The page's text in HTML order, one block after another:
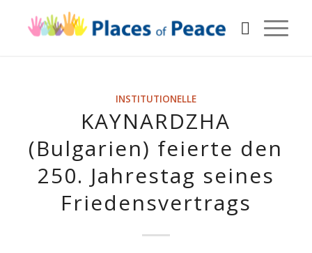
INSTITUTIONELLE
KAYNARDZHA
(Bulgarien) feierte den
250. Jahrestag seines
Friedensvertrags